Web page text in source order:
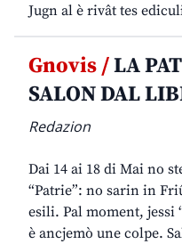
Jugn al è rivât tes
Gnovis /LA
SALON DAL
Redazion
Dai 14 ai 18 di Mai no
“Patrie”: no sarin in
esili. Pal moment,
è ancjemò une colpe.